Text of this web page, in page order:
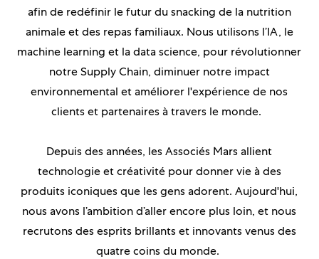
afin de redéfinir le futur du snacking de la nutrition
animale et des repas familiaux. Nous utilisons l’IA, le
machine learning et la data science, pour révolutionner
notre Supply Chain, diminuer notre impact
environnemental et améliorer l'expérience de nos
clients et partenaires à travers le monde.
Depuis des années, les Associés Mars allient
technologie et créativité pour donner vie à des
produits iconiques que les gens adorent. Aujourd'hui,
nous avons l’ambition d’aller encore plus loin, et nous
recrutons des esprits brillants et innovants venus des
quatre coins du monde.